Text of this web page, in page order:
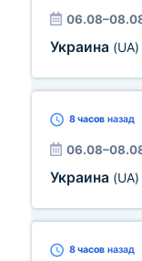
Украина (UA)
8 часов назад
Украина (UA)
8 часов назад